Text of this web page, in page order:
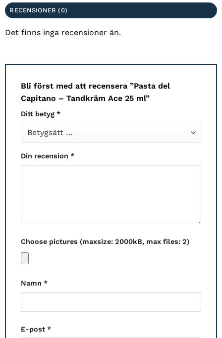
RECENSIONER (0)
Det finns inga recensioner än.
Bli först med att recensera ”Pasta del
Capitano – Tandkräm Ace 25 ml”
Ditt betyg *
Din recension *
Choose pictures (maxsize: 2000kB, max files: 2)
Namn *
E-post *